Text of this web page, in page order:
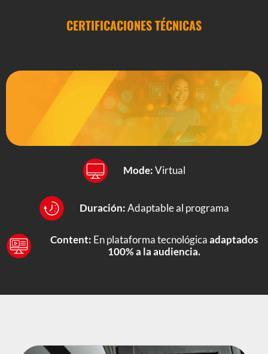
CERTIFICACIONES TÉCNICAS
Mode:Virtual
Duración:Adaptable al programa
Content: En plataforma tecnológicaadaptados
100% a la audiencia.